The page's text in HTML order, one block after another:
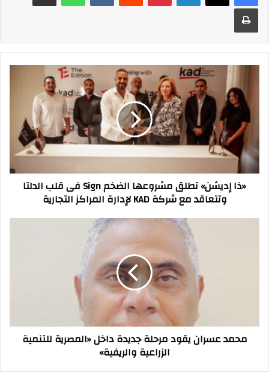
طباعة
تطلق
مشروعها
الضخم
Sign
فى
قلب
الدلتا
وتتعاقد
«ذا إديشن» تطلق مشروعها الضخم Sign فى قلب الدلتا
وتتعاقد مع شركة KAD لإدارة المراكز التجارية
الزراعية
والريفية»
محمد عسران يقود مرحلة جديدة داخل «المصرية للتنمية
الزراعية والريفية»